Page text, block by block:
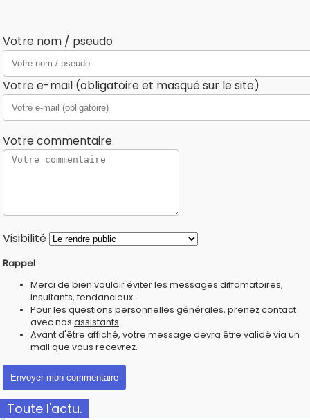
Votre nom / pseudo
Votre e-mail (obligatoire et masqué sur le site)
Votre commentaire
Visibilité
Rappel :
Merci de bien vouloir éviter les messages diffamatoires,
insultants, tendancieux...
Pour les questions personnelles générales, prenez contact
avec nos assistants
Avant d'être affiché, votre message devra être validé via un
mail que vous recevrez.
Toute l'actu.